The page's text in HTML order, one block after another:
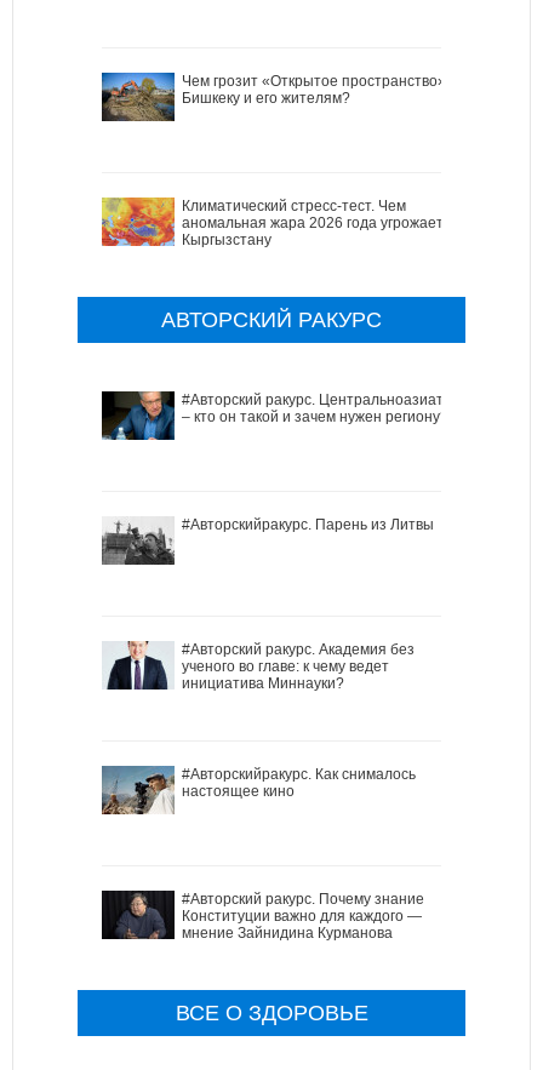
Чем грозит «Открытое пространство»
Бишкеку и его жителям?
Климатический стресс-тест. Чем
аномальная жара 2026 года угрожает
Кыргызстану
АВТОРСКИЙ РАКУРС
#Авторский ракурс. Центральноазиат
– кто он такой и зачем нужен региону?
#Авторскийракурс. Парень из Литвы
#Авторский ракурс. Академия без
ученого во главе: к чему ведет
инициатива Миннауки?
#Авторскийракурс. Как снималось
настоящее кино
#Авторский ракурс. Почему знание
Конституции важно для каждого —
мнение Зайнидина Курманова
ВСЕ О ЗДОРОВЬЕ